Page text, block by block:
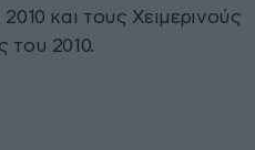
και τους Χειμερινούς
του 2010.